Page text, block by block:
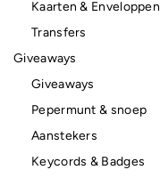
Kaarten & Enveloppen
Transfers
Giveaways
Giveaways
Pepermunt & snoep
Aanstekers
Keycords & Badges